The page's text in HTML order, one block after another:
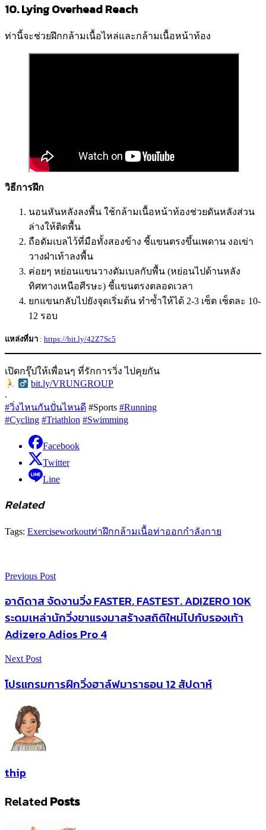
10. Lying Overhead Reach
ท่านี้จะช่วยฝึกกล้ามเนื้อไหล่และกล้ามเนื้อหน้าท้อง
วิธีการฝึก
นอนหันหลังลงพื้น ใช้กล้ามเนื้อหน้าท้องช่วยดันหลังส่วน
ล่างให้ติดพื้น
ถือดัมเบลไว้ที่มือทั้งสองข้าง ชี้แขนตรงขึ้นเพดาน งอเข่า
วางฝ่าเท้าลงพื้น
ค่อยๆ หย่อนแขนวางดัมเบลกับพื้น (หย่อนไปด้านหลัง
ทิศทางเหนือศีรษะ) ชี้แขนตรงตลอดเวลา
ยกแขนกลับไปยังจุดเริ่มต้น ทำซ้ำให้ได้ 2-3 เซ็ต เซ็ตละ 10-
12 รอบ
แหล่งที่มา : https://bit.ly/42Z7Sc5
เปิดกรุ๊ปให้เพื่อนๆ ที่รักการวิ่ง ไปคุยกัน
bit.ly/VRUNGROUP
.
#วิ่งไหนกันปั่นไหนดี #Sports #Running
#Cycling #Triathlon #Swimming
Facebook
Twitter
Line
Related
Tags: Exerciseworkoutท่าฝึกกล้ามเนื้อท่าออกกำลังกาย
Previous Post
อาดิดาส จัดงานวิ่ง FASTER. FASTEST. ADIZERO 10K
ระดมเหล่านักวิ่งขาแรงมาสร้างสถิติใหม่ไปกับรองเท้า
Adizero Adios Pro 4
Next Post
โปรแกรมการฝึกวิ่งฮาล์ฟมาราธอน 12 สัปดาห์
thip
Related Posts